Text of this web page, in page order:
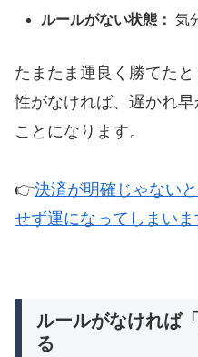
ルールがない状態： 気
たまたま運良く勝てた
性がなければ、遅かれ
ことになります。
👉決済が明確じゃない
せず運になってしまいま
ルールがなければ
る